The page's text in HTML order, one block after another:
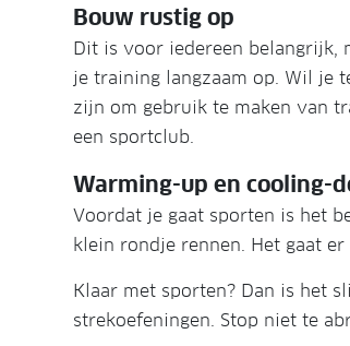
Bouw rustig op
Dit is voor iedereen belangrijk,
je training langzaam op. Wil je
zijn om gebruik te maken van
een sportclub.
Warming-up en cooling-
Voordat je gaat sporten is het
klein rondje rennen. Het gaat
Klaar met sporten? Dan is het
strekoefeningen. Stop niet te